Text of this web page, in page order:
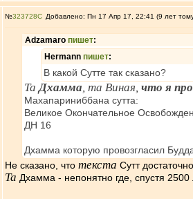
№323728 Добавлено: Пн 17 Апр 17, 22:41 (9 лет
Adzamaro пишет:
Hermann пишет:
В какой Сутте так сказано?
ТаДхамма, та Виная, что я
Махапариниббана сутта:
Великое Окончательное
ДН 16
Дхамма которую провозгласил
Не сказано, что текста Сутт
Та Дхамма - непонятно где, спустя 2500